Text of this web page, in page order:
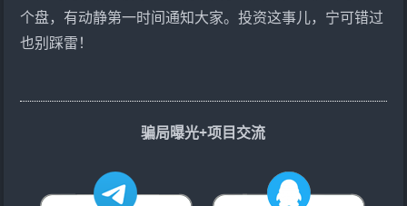
个盘，有动静第一时间通知大家。投资这事儿，宁可错过
也别踩雷！
骗局曝光+项目交流